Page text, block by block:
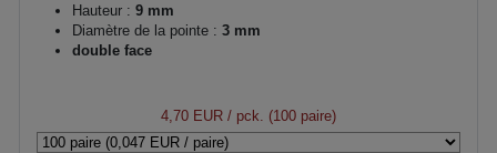
Hauteur : 9 mm
Diamètre de la pointe : 3 mm
double face
4,70 EUR / pck. (100 paire)